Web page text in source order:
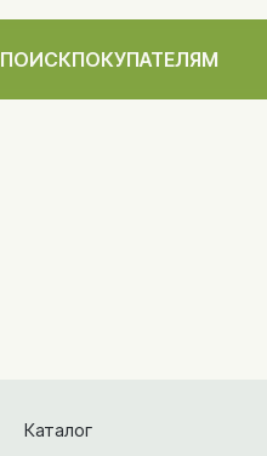
ПОИСКПОКУПАТЕЛЯМ
Каталог